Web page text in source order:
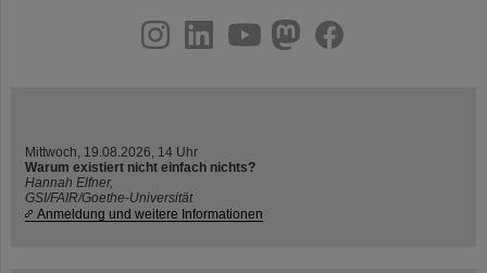
youtube
helmholtz.social
facebook
Mittwoch, 19.08.2026, 14 Uhr
Warum existiert nicht einfach nichts?
Hannah Elfner,
GSI/FAIR/Goethe-Universität
Anmeldung und weitere Informationen